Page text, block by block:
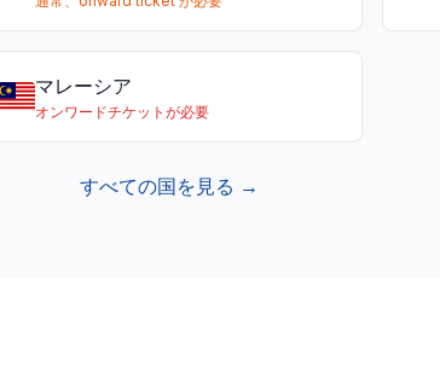
マレーシア
オンワードチケットが必要
すべての国を見る →